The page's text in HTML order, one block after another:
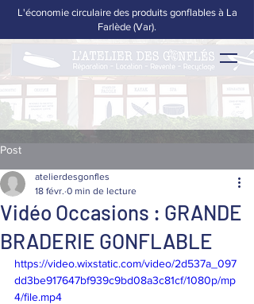
L'économie circulaire des produits gonflables à La
Farlède (Var).
Post
Vidéo Occasions : GRANDE
BRADERIE GONFLABLE
atelierdesgonfles
18 févr. 0 min de lecture
https://video.wixstatic.com/video/2d537a_097
dd3be917647bf939c9bd08a3c81cf/1080p/mp
4/file.mp4